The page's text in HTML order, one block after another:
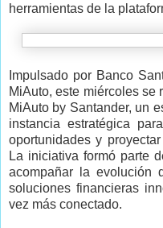
herramientas de la
Impulsado por Banco
MiAuto, este miércoles
MiAuto by Santander, un
instancia estratégica
oportunidades y
La iniciativa formó parte
acompañar la evolución
soluciones financieras
vez más conectado.